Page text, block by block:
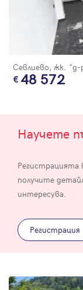
Севлиево, жк.
48 572
Научете
Регистрацията
получите
интересува.
Регистрация